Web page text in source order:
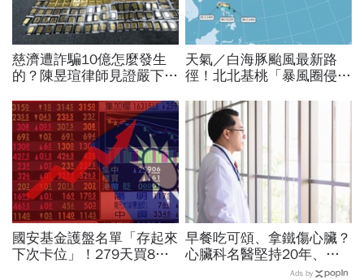
慈濟遭詐騙10億怎麼發生
的？陳昱瑄律師見證嚴下跪
金，洗錢手法曝光…慈濟回
應了
天氣／白海豚颱風最新路
徑！北北基桃「暴風圈侵襲
長、三颱怎麼走，10日報
先看
國安基金護盤名單「存起來
下次卡位」！279天買8檔
早餐吃可頌、拿鐵傷心臟？
心臟科名醫堅持20年、早
上9點前不做「5件事」：
Ads by